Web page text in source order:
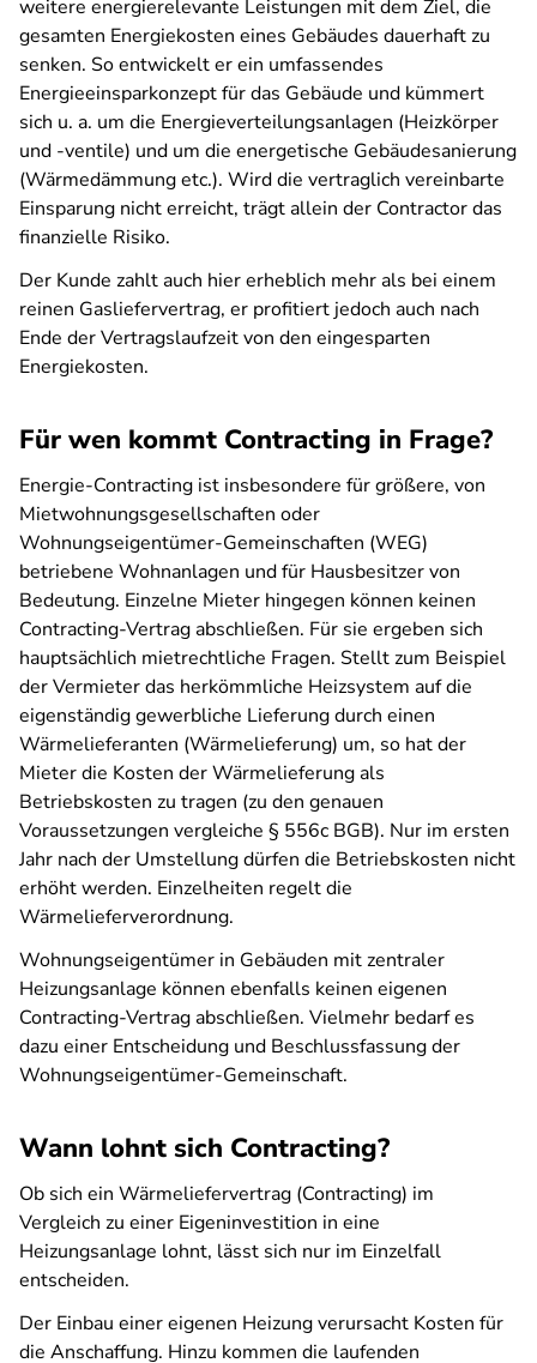
weitere energierelevante Leistungen mit dem Ziel, die
gesamten Energiekosten eines Gebäudes dauerhaft zu
senken. So entwickelt er ein umfassendes
Energieeinsparkonzept für das Gebäude und kümmert
sich u. a. um die Energieverteilungsanlagen (Heizkörper
und -ventile) und um die energetische Gebäudesanierung
(Wärmedämmung etc.). Wird die vertraglich vereinbarte
Einsparung nicht erreicht, trägt allein der Contractor das
finanzielle Risiko.
Der Kunde zahlt auch hier erheblich mehr als bei einem
reinen Gasliefervertrag, er profitiert jedoch auch nach
Ende der Vertragslaufzeit von den eingesparten
Energiekosten.
Für wen kommt Contracting in Frage?
Energie-Contracting ist insbesondere für größere, von
Mietwohnungsgesellschaften oder
Wohnungseigentümer-Gemeinschaften (WEG)
betriebene Wohnanlagen und für Hausbesitzer von
Bedeutung. Einzelne Mieter hingegen können keinen
Contracting-Vertrag abschließen. Für sie ergeben sich
hauptsächlich mietrechtliche Fragen. Stellt zum Beispiel
der Vermieter das herkömmliche Heizsystem auf die
eigenständig gewerbliche Lieferung durch einen
Wärmelieferanten (Wärmelieferung) um, so hat der
Mieter die Kosten der Wärmelieferung als
Betriebskosten zu tragen (zu den genauen
Voraussetzungen vergleiche § 556c BGB). Nur im ersten
Jahr nach der Umstellung dürfen die Betriebskosten nicht
erhöht werden. Einzelheiten regelt die
Wärmelieferverordnung.
Wohnungseigentümer in Gebäuden mit zentraler
Heizungsanlage können ebenfalls keinen eigenen
Contracting-Vertrag abschließen. Vielmehr bedarf es
dazu einer Entscheidung und Beschlussfassung der
Wohnungseigentümer-Gemeinschaft.
Wann lohnt sich Contracting?
Ob sich ein Wärmeliefervertrag (Contracting) im
Vergleich zu einer Eigeninvestition in eine
Heizungsanlage lohnt, lässt sich nur im Einzelfall
entscheiden.
Der Einbau einer eigenen Heizung verursacht Kosten für
die Anschaffung. Hinzu kommen die laufenden